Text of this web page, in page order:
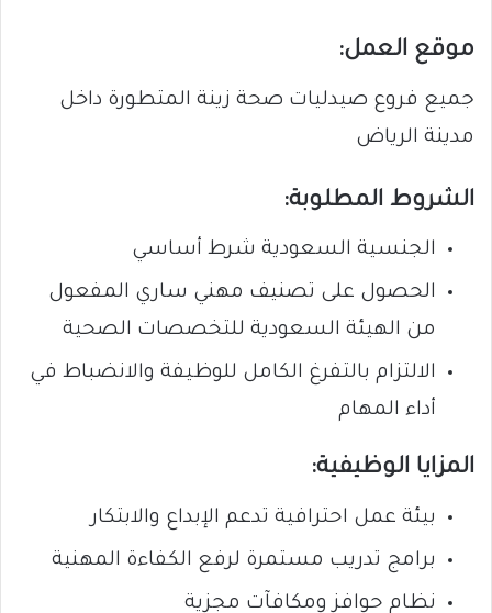
موقع العمل:
جميع فروع صيدليات صحة زينة المتطورة داخل
مدينة الرياض
الشروط المطلوبة:
الجنسية السعودية شرط أساسي
الحصول على تصنيف مهني ساري المفعول
من الهيئة السعودية للتخصصات الصحية
الالتزام بالتفرغ الكامل للوظيفة والانضباط في
أداء المهام
المزايا الوظيفية:
بيئة عمل احترافية تدعم الإبداع والابتكار
برامج تدريب مستمرة لرفع الكفاءة المهنية
نظام حوافز ومكافآت مجزية